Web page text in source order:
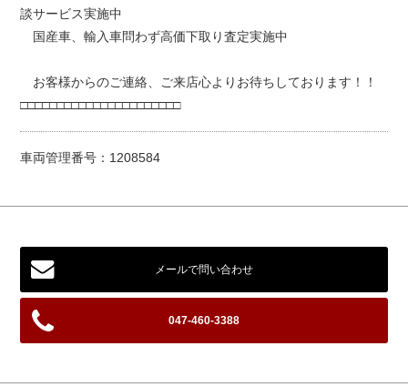
談サービス実施中
国産車、輸入車問わず高価下取り査定実施中
お客様からのご連絡、ご来店心よりお待ちしております！！
□□□□□□□□□□□□□□□□□□□□□□
車両管理番号：1208584
メールで問い合わせ
047-460-3388